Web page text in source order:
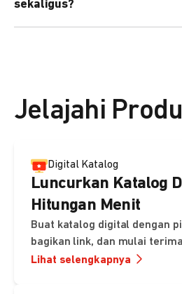
kebutuhan Anda.
sekaligus?
Jelajahi
Digital Katalog
Luncurkan Katalog
Hitungan Menit
Buat katalog digital dengan
bagikan link, dan mulai
Lihat selengkapnya